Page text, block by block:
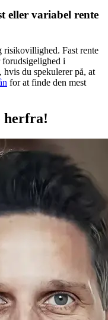
eller variabel rente
risikovillighed. Fast rente
i
du spekulerer på, at
for at finde den mest
herfra!